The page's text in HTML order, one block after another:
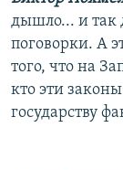
дышло... и так
поговорки. А
того, что на
кто эти
государству